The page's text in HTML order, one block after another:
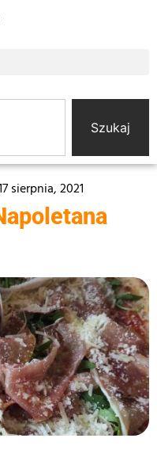
Szukaj
sierpnia, 2021